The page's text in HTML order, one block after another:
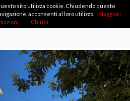
sito utilizza cookie. Chiudendo questo
acconsenti al loro utilizzo.
Maggiori
Chiudi